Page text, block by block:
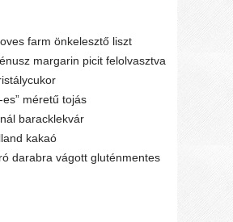
farm önkelesztő liszt
margarin picit felolvasztva
es” méretű tojás
baracklekvár
kakaó
darabra vágott gluténmentes